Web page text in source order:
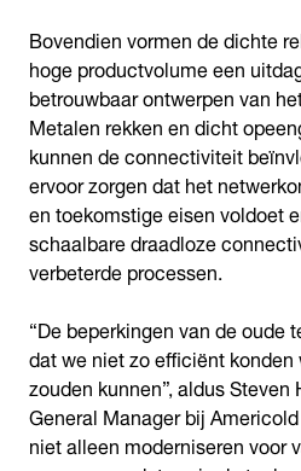
Bovendien vormen de dichte
hoge productvolume een
betrouwbaar ontwerpen van
Metalen rekken en dicht
kunnen de connectiviteit
ervoor zorgen dat het
en toekomstige eisen voldoet
schaalbare draadloze
verbeterde processen.
“De beperkingen van de oude
dat we niet zo efficiënt
zouden kunnen”, aldus
General Manager bij
niet alleen moderniseren voor